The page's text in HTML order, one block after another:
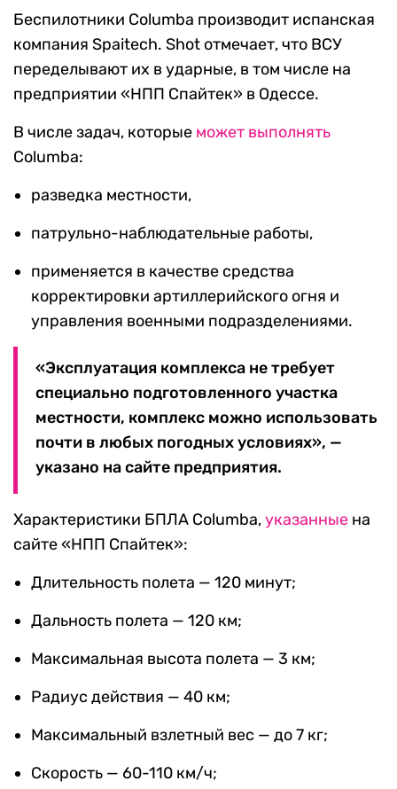
Беспилотники Columba производит испанская
компания Spaitech. Shot отмечает, что ВСУ
переделывают их в ударные, в том числе на
предприятии «НПП Спайтек» в Одессе.
В числе задач, которые может выполнять
Columba:
разведка местности,
патрульно-наблюдательные работы,
применяется в качестве средства
корректировки артиллерийского огня и
управления военными подразделениями.
«Эксплуатация комплекса не требует
специально подготовленного участка
местности, комплекс можно использовать
почти в любых погодных условиях», —
указано на сайте предприятия.
Характеристики БПЛА Columba,указанные на
сайте «НПП Спайтек»:
Длительность полета — 120 минут;
Дальность полета — 120 км;
Максимальная высота полета — 3 км;
Радиус действия — 40 км;
Максимальный взлетный вес — до 7 кг;
Скорость — 60-110 км/ч;